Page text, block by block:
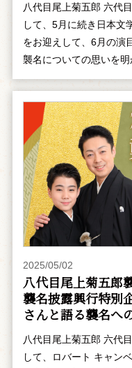
八代目尾上菊五郎 六代
して、5月に続き日本文
をお迎えして、6月の演
襲名についての思いを明
2025/05/02
八代目尾上菊五郎
襲名披露興行特別
さんと語る襲名
八代目尾上菊五郎 六代
して、ロバート キャン